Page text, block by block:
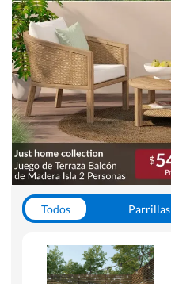
Todos Parrillas